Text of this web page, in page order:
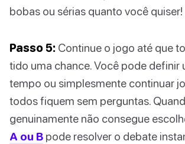
bobas ou sérias quanto você quiser!
Passo 5: Continue o jogo até que
tido uma chance. Você pode definir
tempo ou simplesmente continuar
todos fiquem sem perguntas.
genuinamente não consegue
A ou B pode resolver o debate